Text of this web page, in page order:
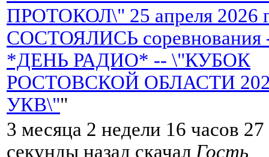
ПРОТОКОЛ\" 25 апреля 2026
СОСТОЯЛИСЬ
*ДЕНЬ РАДИО* -- \"КУБОК
РОСТОВСКОЙ ОБЛАСТИ 2026
УКВ\""
3 месяца 2 недели 16 часов
секунды назад скачал Гость